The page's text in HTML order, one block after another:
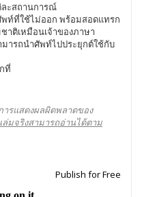
ะสถานการณ์
ท์ที่ใช้ไม่ออก พร้อมสอดแทรก
าติเหมือนเจ้าของภาษา
ารถนำศัพท์ไปประยุกต์ใช้กับ
ที่
ารแสดงผลผิดพลาดของ
ล่มจริงสามารถอ่านได้ตาม
Publish for Free